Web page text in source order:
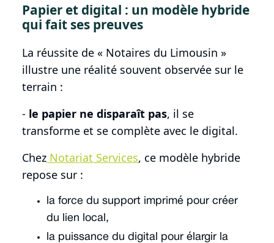
Papier et digital : un modèle hybride
qui fait ses preuves
La réussite de « Notaires du Limousin »
illustre une réalité souvent observée sur le
terrain :
- le papier ne disparaît pas, il se
transforme et se complète avec le digital.
Chez Notariat Services, ce modèle hybride
repose sur :
la force du support imprimé pour créer
du lien local,
la puissance du digital pour élargir la